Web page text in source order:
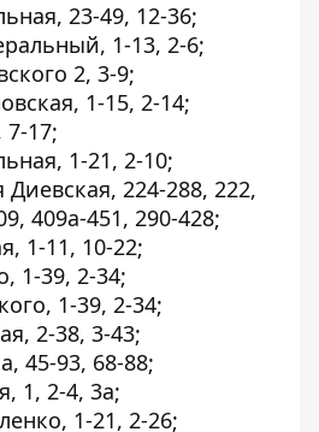
23-49, 12-36;
1-13, 2-6;
2, 3-9;
1-15, 2-14;
7-17;
1-21, 2-10;
224-288, 222,
409а-451, 290-428;
1-11, 10-22;
1-39, 2-34;
1-39, 2-34;
2-38, 3-43;
45-93, 68-88;
1, 2-4, 3а;
1-21, 2-26;